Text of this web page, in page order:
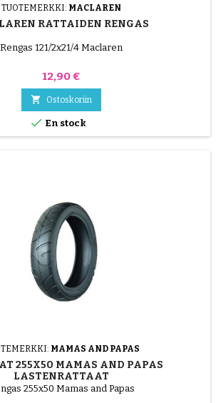
TUOTEMERKKI: MACLAREN
RATTAIDEN RENGAS
Rengas 121/2x21/4 Maclaren
Hinta
12,90 €
 Ostoskoriin
 En stock
MAMAS AND PAPAS
255X50 MAMAS AND PAPAS
LASTENRATTAAT
255x50 Mamas and Papas